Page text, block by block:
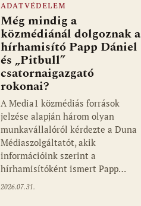
ADATVÉDELEM
Még mindig a
közmédiánál dolgoznak a
hírhamisító Papp Dániel
és „Pitbull”
csatornaigazgató
rokonai?
A Media1 közmédiás források
jelzése alapján három olyan
munkavállalóról kérdezte a Duna
Médiaszolgáltatót, akik
információink szerint a
hírhamisítóként ismert Papp…
2026.07.31.